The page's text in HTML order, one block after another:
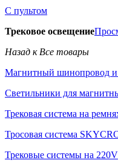
С пультом
Трековое освещение
Назад к Все товары
Магнитный шинопровод и
Светильники для
Трековая система на
Тросовая система
Трековые системы на 220V